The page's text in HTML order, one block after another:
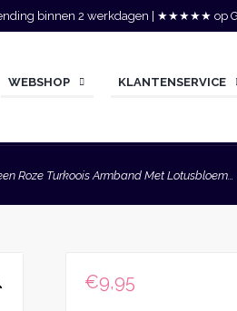
binnen 2 werkdagen | ★★★★★ op
WEBSHOP KLANTENSERVICE
Roze Turkoois Armband Met Lotusbloem...
€9,95